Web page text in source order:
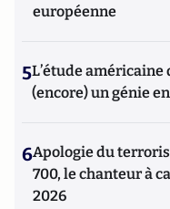
européenne
5L’étude américaine
(encore) un génie
6Apologie du
700, le chanteur à
2026